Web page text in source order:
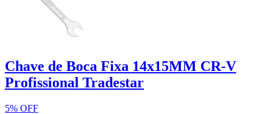
Chave de Boca Fixa 14x15MM CR-V
Profissional Tradestar
5% OFF